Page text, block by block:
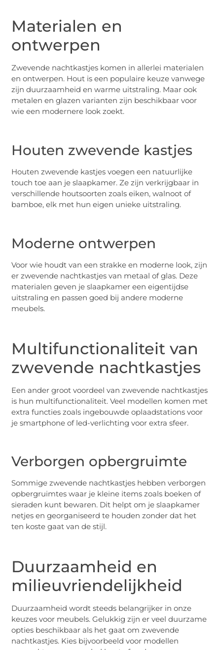
Materialen en
ontwerpen
Zwevende nachtkastjes komen in allerlei materialen
en ontwerpen. Hout is een populaire keuze vanwege
zijn duurzaamheid en warme uitstraling. Maar ook
metalen en glazen varianten zijn beschikbaar voor
wie een modernere look zoekt.
Houten zwevende kastjes
Houten zwevende kastjes voegen een natuurlijke
touch toe aan je slaapkamer. Ze zijn verkrijgbaar in
verschillende houtsoorten zoals eiken, walnoot of
bamboe, elk met hun eigen unieke uitstraling.
Moderne ontwerpen
Voor wie houdt van een strakke en moderne look, zijn
er zwevende nachtkastjes van metaal of glas. Deze
materialen geven je slaapkamer een eigentijdse
uitstraling en passen goed bij andere moderne
meubels.
Multifunctionaliteit van
zwevende nachtkastjes
Een ander groot voordeel van zwevende nachtkastjes
is hun multifunctionaliteit. Veel modellen komen met
extra functies zoals ingebouwde oplaadstations voor
je smartphone of led-verlichting voor extra sfeer.
Verborgen opbergruimte
Sommige zwevende nachtkastjes hebben verborgen
opbergruimtes waar je kleine items zoals boeken of
sieraden kunt bewaren. Dit helpt om je slaapkamer
netjes en georganiseerd te houden zonder dat het
ten koste gaat van de stijl.
Duurzaamheid en
milieuvriendelijkheid
Duurzaamheid wordt steeds belangrijker in onze
keuzes voor meubels. Gelukkig zijn er veel duurzame
opties beschikbaar als het gaat om zwevende
nachtkastjes. Kies bijvoorbeeld voor modellen